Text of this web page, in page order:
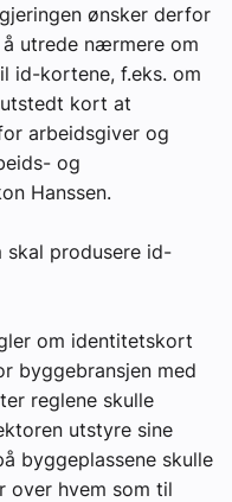
ønsker derfor
utrede nærmere om
id-kortene, f.eks. om
kort at
arbeidsgiver og
og
Hanssen.
skal produsere id-
om identitetskort
byggebransjen med
reglene skulle
utstyre sine
byggeplassene skulle
over hvem som til